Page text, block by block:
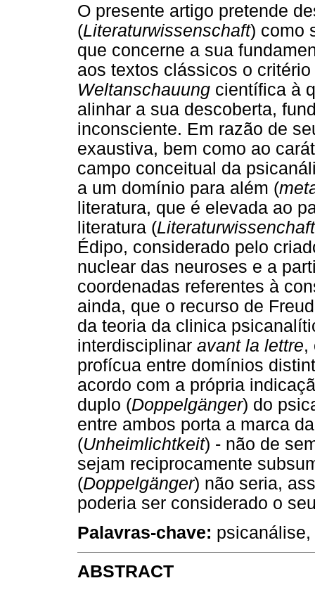
O presente artigo pretende
(Literaturwissenschaft) como
que concerne a sua
aos textos clássicos o
Weltanschauung científica à
alinhar a sua descoberta,
inconsciente. Em razão de
exaustiva, bem como ao
campo conceitual da
a um domínio para além (
literatura, que é elevada ao
literatura (Literaturwissenchaft
Édipo, considerado pelo
nuclear das neuroses e a
coordenadas referentes à
ainda, que o recurso de
da teoria da clinica
interdisciplinar avant la lettre,
profícua entre domínios
acordo com a própria
duplo (Doppelgänger) do
entre ambos porta a marca
(Unheimlichtkeit) - não de
sejam reciprocamente
(Doppelgänger) não seria,
poderia ser considerado o
Palavras-chave:
ABSTRACT